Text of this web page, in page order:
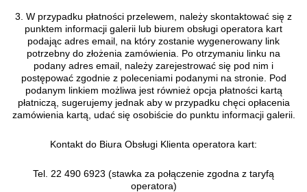
3. W przypadku płatności przelewem, należy skontaktować się z
punktem informacji galerii lub biurem obsługi operatora kart
podając adres email, na który zostanie wygenerowany link
potrzebny do złożenia zamówienia. Po otrzymaniu linku na
podany adres email, należy zarejestrować się pod nim i
postępować zgodnie z poleceniami podanymi na stronie. Pod
podanym linkiem możliwa jest również opcja płatności kartą
płatniczą, sugerujemy jednak aby w przypadku chęci opłacenia
zamówienia kartą, udać się osobiście do punktu informacji galerii.
Kontakt do Biura Obsługi Klienta operatora kart:
Tel. 22 490 6923 (stawka za połączenie zgodna z taryfą
operatora)